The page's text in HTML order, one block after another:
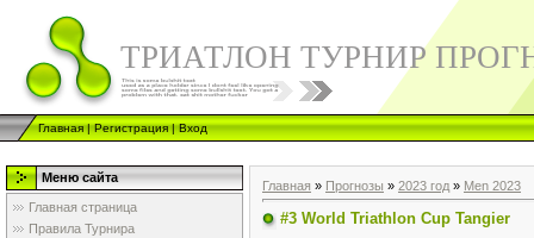
ТРИАТЛОН ТУРНИР
Главная|Регистрация|Вход
Меню сайта
Главная страница
Правила Турнира
Главная » Прогнозы » 2023 год » Men 2023
#3 World Triathlon Cup Tangier